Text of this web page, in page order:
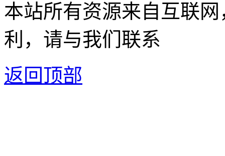
本站所有资源来自互联
利，请与我们联系
返回顶部